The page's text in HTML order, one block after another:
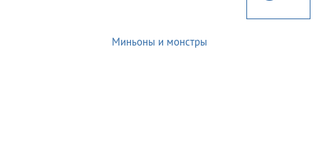
Миньоны и монстры